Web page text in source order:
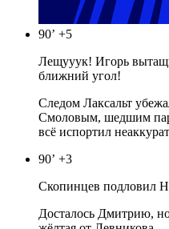
90’ +5
Лещууук! Игорь
ближний угол!
Следом Лаксальт
Смоловым, шедшим
всё испортил
90’ +3
Скопинцев подловил
Досталось Дмитрию,